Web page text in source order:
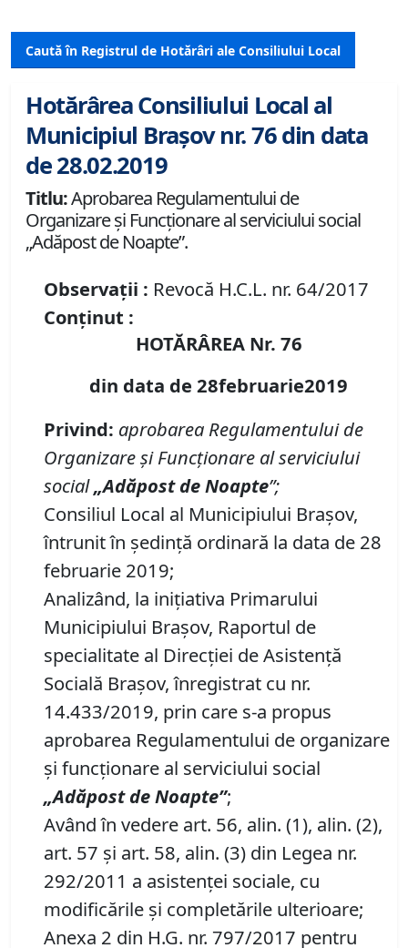
Caută în Registrul de Hotărâri ale Consiliului Local
Hotărârea Consiliului Local al
Municipiul Brașov nr. 76 din data
de 28.02.2019
Titlu:Aprobarea Regulamentului de
Organizare şi Funcţionare al serviciului social
„Adăpost de Noapte”.
Observații : Revocă H.C.L. nr. 64/2017
Conținut :
HOTĂRÂREA Nr. 76
din data de 28februarie2019
Privind: aprobarea Regulamentului de
Organizare şi Funcţionare al serviciului
social„Adăpost de Noapte”;
Consiliul Local al Municipiului Braşov,
întrunit în şedinţă ordinară la data de 28
februarie 2019;
Analizând, la iniţiativa Primarului
Municipiului Braşov, Raportul de
specialitate al Direcţiei de Asistenţă
Socială Braşov, înregistrat cu nr.
14.433/2019, prin care s-a propus
aprobarea Regulamentului de organizare
şi funcţionare al serviciului social
„Adăpost de Noapte”;
Având în vedere art. 56, alin. (1), alin. (2),
art. 57 şi art. 58, alin. (3) din Legea nr.
292/2011 a asistenţei sociale, cu
modificările şi completările ulterioare;
Anexa 2 din H.G. nr. 797/2017 pentru